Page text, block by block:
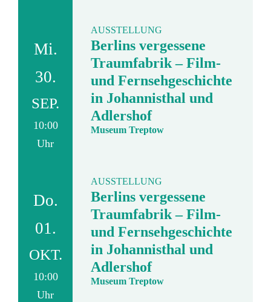
Mi.
30.
SEP.
10:00
Uhr
AUSSTELLUNG
Berlins vergessene
Traumfabrik – Film-
und Fernsehgeschichte
in Johannisthal und
Adlershof
Museum Treptow
Do.
01.
OKT.
10:00
Uhr
AUSSTELLUNG
Berlins vergessene
Traumfabrik – Film-
und Fernsehgeschichte
in Johannisthal und
Adlershof
Museum Treptow